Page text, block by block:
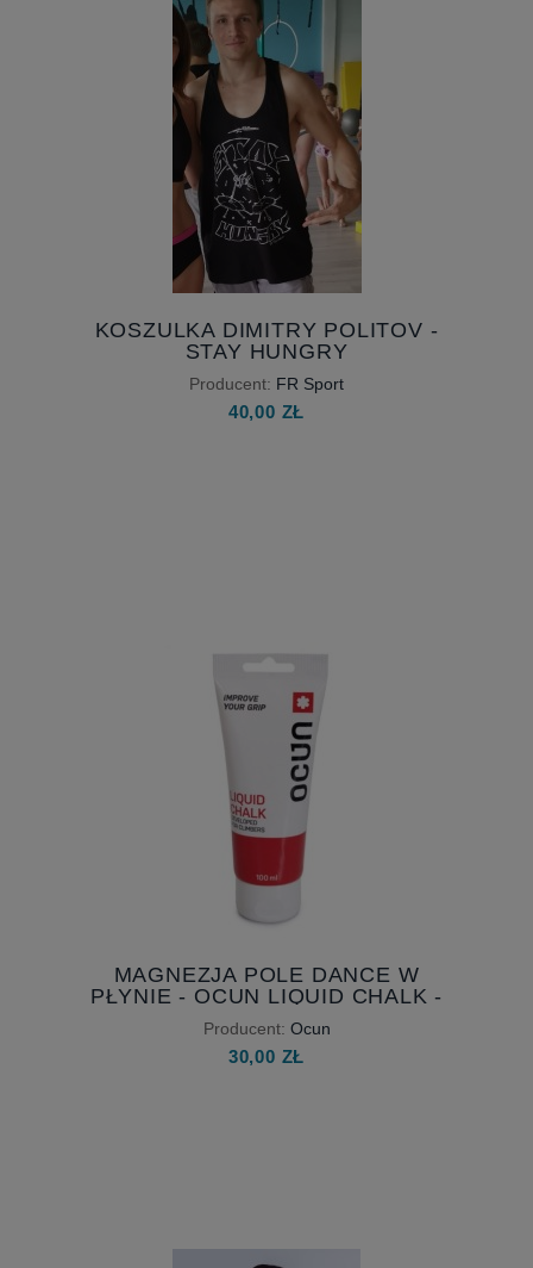
KOSZULKA DIMITRY POLITOV -
STAY HUNGRY
Producent: FR Sport
40,00 ZŁ
MAGNEZJA POLE DANCE W
PŁYNIE - OCUN LIQUID CHALK -
100 ML
Producent: Ocun
30,00 ZŁ